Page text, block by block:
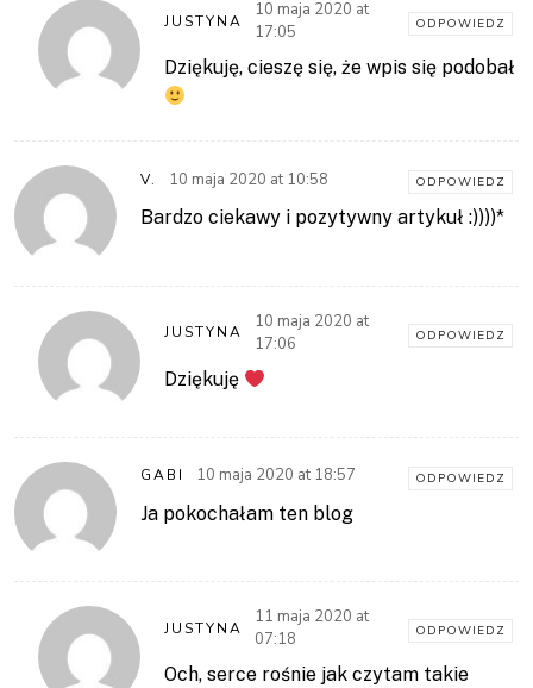
JUSTYNA
10 maja 2020 at
17:05
ODPOWIEDZ
Dziękuję, cieszę się, że wpis się podobał
V. 10 maja 2020 at 10:58 ODPOWIEDZ
Bardzo ciekawy i pozytywny artykuł :))))*
JUSTYNA
10 maja 2020 at
17:06
ODPOWIEDZ
Dziękuję
GABI 10 maja 2020 at 18:57 ODPOWIEDZ
Ja pokochałam ten blog
JUSTYNA
11 maja 2020 at
07:18
ODPOWIEDZ
Och, serce rośnie jak czytam takie